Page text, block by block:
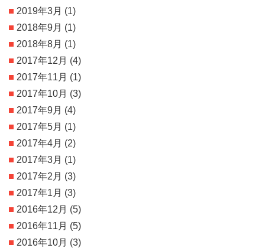
2019年3月 (1)
2018年9月 (1)
2018年8月 (1)
2017年12月 (4)
2017年11月 (1)
2017年10月 (3)
2017年9月 (4)
2017年5月 (1)
2017年4月 (2)
2017年3月 (1)
2017年2月 (3)
2017年1月 (3)
2016年12月 (5)
2016年11月 (5)
2016年10月 (3)